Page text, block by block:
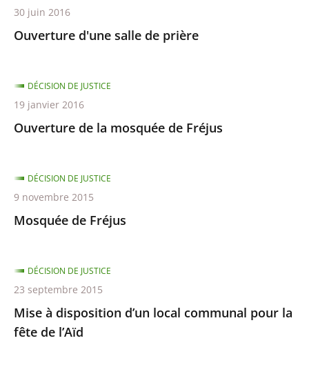
Ouverture d'une salle de prière
30 juin 2016
Ouverture de la mosquée de Fréjus
DÉCISION DE JUSTICE
19 janvier 2016
Mosquée de Fréjus
DÉCISION DE JUSTICE
9 novembre 2015
Mise à disposition d’un local communal pour la
fête de l’Aïd
DÉCISION DE JUSTICE
23 septembre 2015